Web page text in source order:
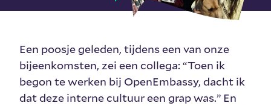
Een poosje geleden, tijdens een van onze
bijeenkomsten, zei een collega: “Toen ik
begon te werken bij OpenEmbassy, dacht ik
dat deze interne cultuur een grap was.” En